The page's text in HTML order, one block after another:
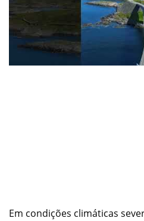
Em condições climáticas